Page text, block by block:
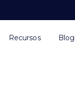
Recursos Blog